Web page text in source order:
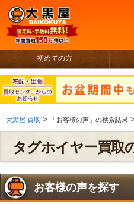
初めての方
大黒屋 買取 > 「お客様の声」の検索結果 >
タグホイヤー買取
お客様の声を探す